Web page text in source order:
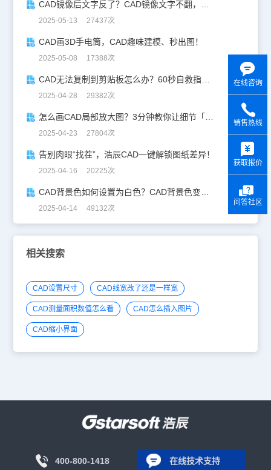
2025-05-13 27437次
CAD画3D手电筒，CAD趣味建模、秒出图！
2025-05-08 17388次
CAD无法复制到剪贴板怎么办？60秒自救指南！
2025-04-28 29382次
2025-04-23 27804次
告别肉眼“找茬”，浩辰CAD一键解锁图纸差异！
2025-04-16 20225次
2025-04-14 49132次
相关搜索
CAD设置尺寸 CAD线宽改了还是一样宽
CAD测量面积数值怎么看 CAD怎么插入图片
CAD缩小界面
400-800-1418 在线技术支持
在线咨询
销售热线
获取报价
问答社区